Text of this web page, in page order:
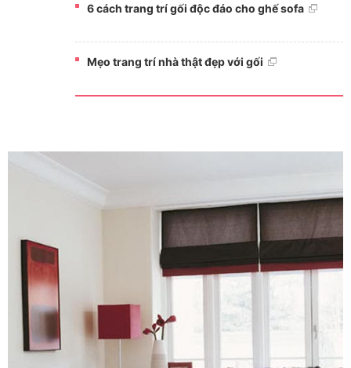
6 cách trang trí gối độc đáo cho ghế sofa
Mẹo trang trí nhà thật đẹp với gối